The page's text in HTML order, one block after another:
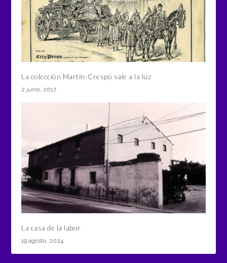
La colección Martín-Crespo sale a la luz
2 junio, 2017
La casa de la labor
19 agosto, 2024